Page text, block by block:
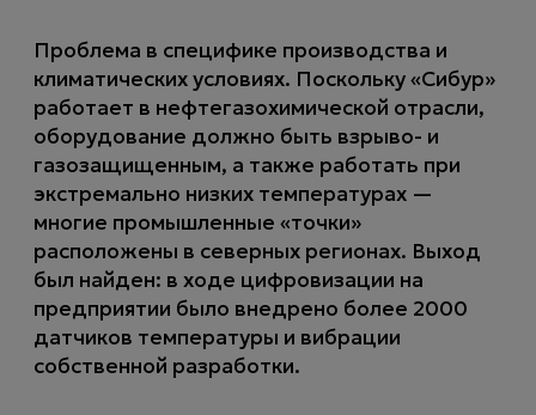
Проблема в специфике производства и
климатических условиях. Поскольку «Сибур»
работает в нефтегазохимической отрасли,
оборудование должно быть взрыво- и
газозащищенным, а также работать при
экстремально низких температурах —
многие промышленные «точки»
расположены в северных регионах. Выход
был найден: в ходе цифровизации на
предприятии было внедрено более 2000
датчиков температуры и вибрации
собственной разработки.